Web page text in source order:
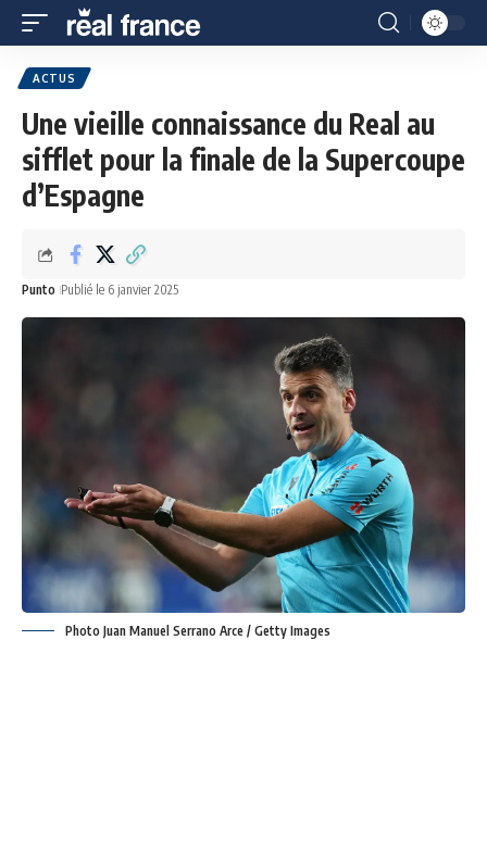
ACTUS
Une vieille connaissance du Real au
sifflet pour la finale de la Supercoupe
d’Espagne
Punto Publié le 6 janvier 2025
Photo Juan Manuel Serrano Arce / Getty Images